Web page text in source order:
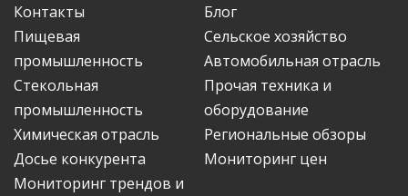
Контакты
Блог
Пищевая
промышленность
Сельское хозяйство
Автомобильная отрасль
Стекольная
промышленность
Прочая техника и
оборудование
Химическая отрасль
Региональные обзоры
Досье конкурента
Мониторинг цен
Мониторинг трендов и